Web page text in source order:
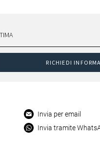
RICHIEDI
Invia per email
Invia tramite